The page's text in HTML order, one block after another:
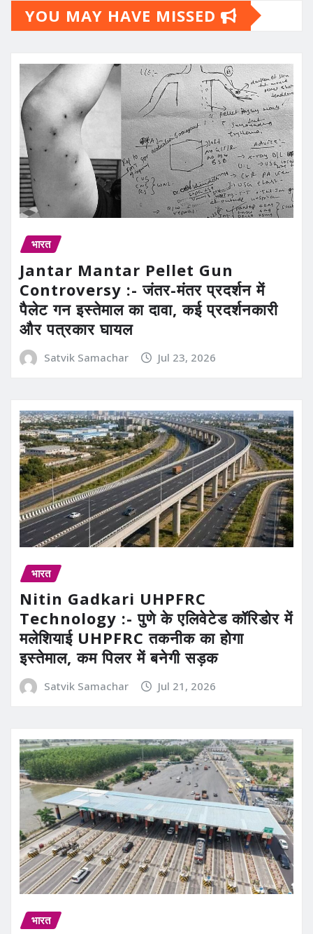
YOU MAY HAVE MISSED
भारत
Jantar Mantar Pellet Gun
Controversy :- जंतर-मंतर प्रदर्शन में
पैलेट गन इस्तेमाल का दावा, कई प्रदर्शनकारी
और पत्रकार घायल
Satvik Samachar Jul 23, 2026
भारत
Nitin Gadkari UHPFRC
Technology :- पुणे के एलिवेटेड कॉरिडोर में
मलेशियाई UHPFRC तकनीक का होगा
इस्तेमाल, कम पिलर में बनेगी सड़क
Satvik Samachar Jul 21, 2026
भारत